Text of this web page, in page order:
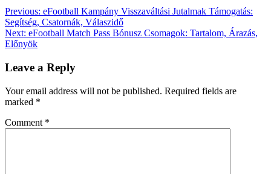
Previous: eFootball Kampány Visszaváltási Jutalmak Támogatás:
Segítség, Csatornák, Válaszidő
Next: eFootball Match Pass Bónusz Csomagok: Tartalom, Árazás,
Előnyök
Leave a Reply
Your email address will not be published. Required fields are
marked *
Comment *